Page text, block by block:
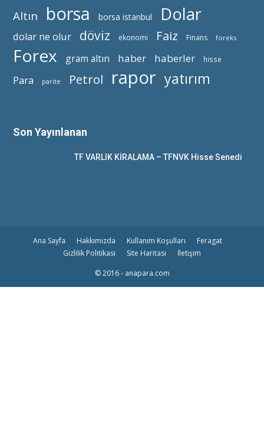
Altın borsa borsa istanbul Dolar
dolar ne olur döviz ekonomi Faiz Finans foreks
Forex gram altın haber haberler hisse
Para parite Petrol rapor yatırım
Son Yayınlanan
TF VARLIK KİRALAMA – TFNVK Hisse Senedi
Ana Sayfa Hakkımızda Kullanım Koşulları
Feragat
Gizlilik Politikası
Site Haritası
İletişim
© 2016 - anapara.com